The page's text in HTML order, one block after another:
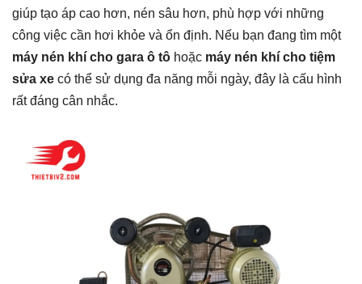
giúp tạo áp cao hơn, nén sâu hơn, phù hợp với những
công việc cần hơi khỏe và ổn định. Nếu bạn đang tìm một
máy nén khí cho gara ô tô hoặc máy nén khí cho tiệm
sửa xe có thể sử dụng đa năng mỗi ngày, đây là cấu hình
rất đáng cân nhắc.